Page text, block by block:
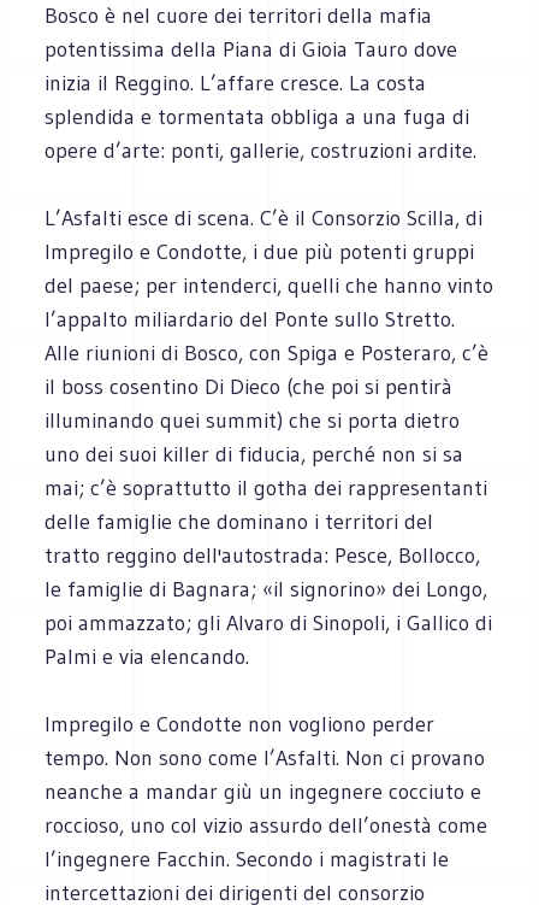
Bosco è nel cuore dei territori della mafia
potentissima della Piana di Gioia Tauro dove
inizia il Reggino. L’affare cresce. La costa
splendida e tormentata obbliga a una fuga di
opere d’arte: ponti, gallerie, costruzioni ardite.
L’Asfalti esce di scena. C’è il Consorzio Scilla, di
Impregilo e Condotte, i due più potenti gruppi
del paese; per intenderci, quelli che hanno vinto
l’appalto miliardario del Ponte sullo Stretto.
Alle riunioni di Bosco, con Spiga e Posteraro, c’è
il boss cosentino Di Dieco (che poi si pentirà
illuminando quei summit) che si porta dietro
uno dei suoi killer di fiducia, perché non si sa
mai; c’è soprattutto il gotha dei rappresentanti
delle famiglie che dominano i territori del
tratto reggino dell'autostrada: Pesce, Bollocco,
le famiglie di Bagnara; «il signorino» dei Longo,
poi ammazzato; gli Alvaro di Sinopoli, i Gallico di
Palmi e via elencando.
Impregilo e Condotte non vogliono perder
tempo. Non sono come l’Asfalti. Non ci provano
neanche a mandar giù un ingegnere cocciuto e
roccioso, uno col vizio assurdo dell’onestà come
l’ingegnere Facchin. Secondo i magistrati le
intercettazioni dei dirigenti del consorzio